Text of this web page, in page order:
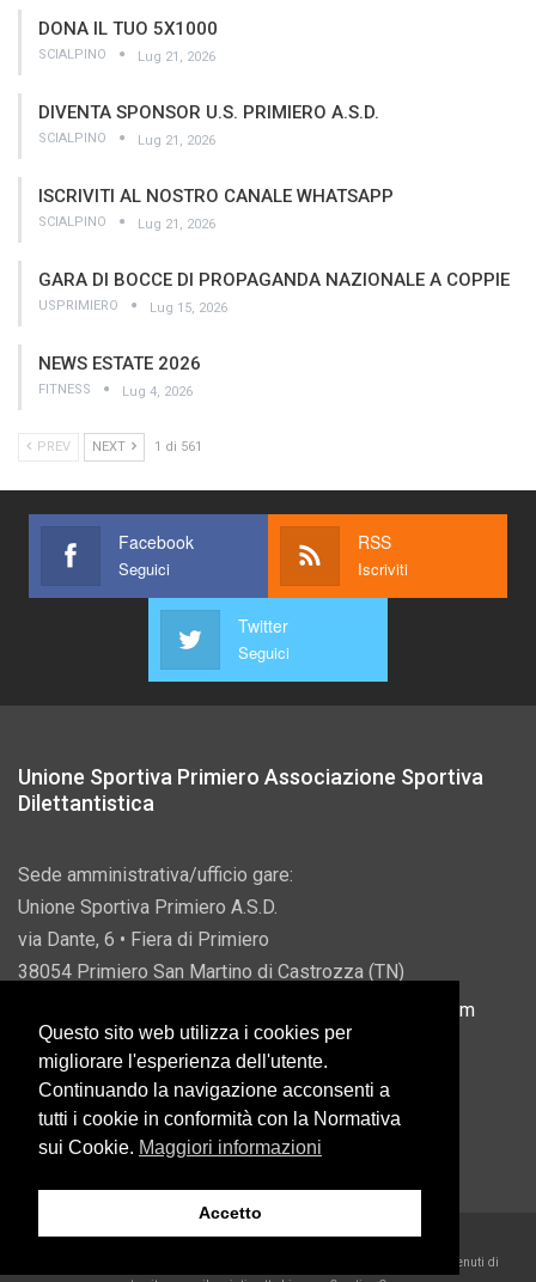
DONA IL TUO 5X1000
SCIALPINO Lug 21, 2026
DIVENTA SPONSOR U.S. PRIMIERO A.S.D.
SCIALPINO Lug 21, 2026
ISCRIVITI AL NOSTRO CANALE WHATSAPP
SCIALPINO Lug 21, 2026
GARA DI BOCCE DI PROPAGANDA NAZIONALE A COPPIE
USPRIMIERO Lug 15, 2026
NEWS ESTATE 2026
FITNESS Lug 4, 2026
PREV NEXT 1 di 561
Facebook
Seguici
RSS
Iscriviti
Twitter
Seguici
Unione Sportiva Primiero Associazione Sportiva
Dilettantistica
Sede amministrativa/ufficio gare:
Unione Sportiva Primiero A.S.D.
via Dante, 6 • Fiera di Primiero
38054 Primiero San Martino di Castrozza (TN)
info@usprimiero.com
Vantaggi da Pubblica Amministrazione
Eccetto dove diversamente specificato, i contenuti di
Questo sito web utilizza i cookies per
migliorare l'esperienza dell'utente.
Continuando la navigazione acconsenti a
tutti i cookie in conformità con la Normativa
sui Cookie. Maggiori informazioni
Accetto